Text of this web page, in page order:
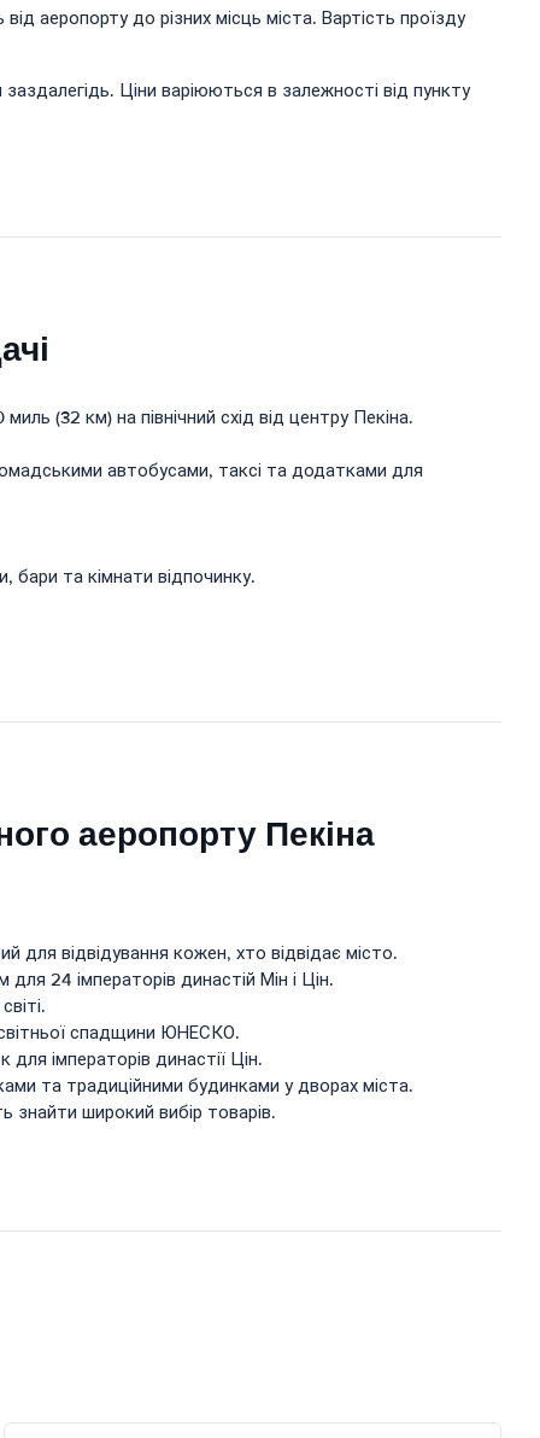
аеропорту до різних місць міста. Вартість проїзду
Ціни варіюються в залежності від пункту
(32 км) на північний схід від центру Пекіна.
автобусами, таксі та додатками для
бари та кімнати відпочинку.
аеропорту Пекіна
для відвідування кожен, хто відвідає місто.
24 імператорів династій Мін і Цін.
спадщини ЮНЕСКО.
імператорів династії Цін.
та традиційними будинками у дворах міста.
знайти широкий вибір товарів.